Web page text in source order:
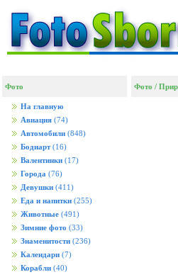
Фото
На главную
Авиация (74)
Автомобили (848)
Бодиарт (16)
Валентинки (17)
Города (76)
Девушки (411)
Еда и напитки (255)
Животные (491)
Зимние фото (33)
Знаменитости (236)
Календари (7)
Корабли (40)
Фото /